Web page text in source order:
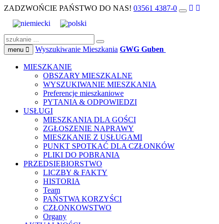
ZADZWOŃCIE PAŃSTWO DO NAS! 03561 4387-0
menu Wyszukiwanie Mieszkania GWG Guben
MIESZKANIE
OBSZARY MIESZKALNE
WYSZUKIWANIE MIESZKANIA
Preferencje mieszkaniowe
PYTANIA & ODPOWIEDZI
USŁUGI
MIESZKANIA DLA GOŚCI
ZGŁOSZENIE NAPRAWY
MIESZKANIE Z USŁUGAMI
PUNKT SPOTKAĆ DLA CZŁONKÓW
PLIKI DO POBRANIA
PRZEDSIĘBIORSTWO
LICZBY & FAKTY
HISTORIA
Team
PAŃSTWA KORZYŚCI
CZŁONKOWSTWO
Organy